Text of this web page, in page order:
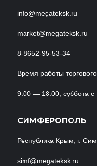
info@megateksk.ru
market@megateksk.ru
8-8652-95-53-34
Время работы
9:00 — 18:00, суббота
СИМФЕРОПОЛЬ
Республика Крым, г.
simf@megateksk.ru